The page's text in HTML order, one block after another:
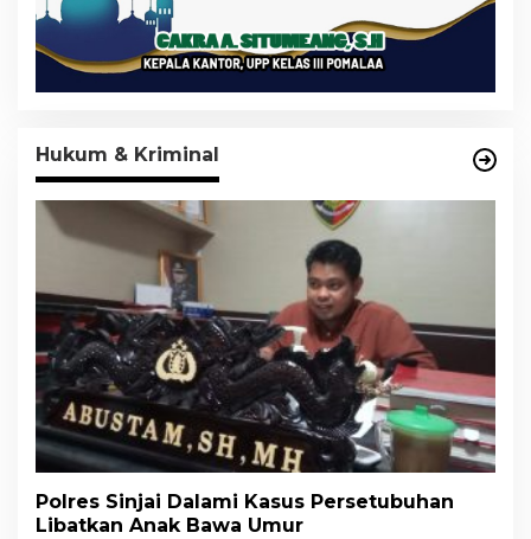
Hukum & Kriminal
Polres Sinjai Dalami Kasus Persetubuhan
Libatkan Anak Bawa Umur